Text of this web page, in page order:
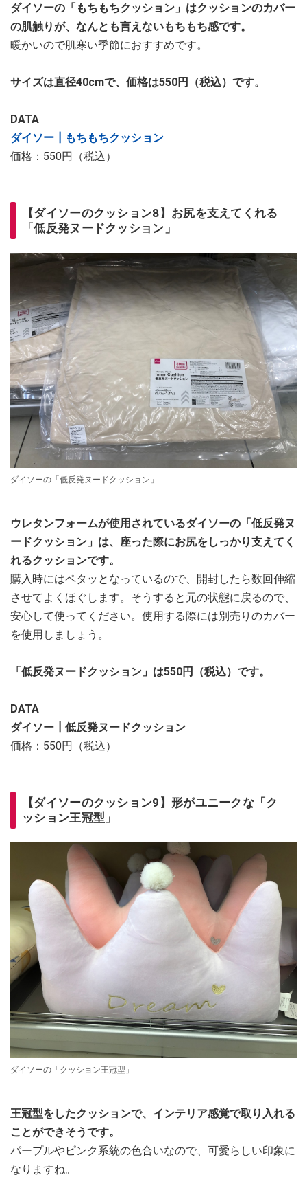
ダイソーの「もちもちクッション」はクッションのカバー
の肌触りが、なんとも言えないもちもち感です。
暖かいので肌寒い季節におすすめです。
サイズは直径40cmで、価格は550円（税込）です。
DATA
ダイソー┃もちもちクッション
価格：550円（税込）
【ダイソーのクッション8】お尻を支えてくれる
「低反発ヌードクッション」
ダイソーの「低反発ヌードクッション」
ウレタンフォームが使用されているダイソーの「低反発ヌ
ードクッション」は、座った際にお尻をしっかり支えてく
れるクッションです。
購入時にはペタッとなっているので、開封したら数回伸縮
させてよくほぐします。そうすると元の状態に戻るので、
安心して使ってください。使用する際には別売りのカバー
を使用しましょう。
「低反発ヌードクッション」は550円（税込）です。
DATA
ダイソー┃低反発ヌードクッション
価格：550円（税込）
【ダイソーのクッション9】形がユニークな「ク
ッション王冠型」
ダイソーの「クッション王冠型」
王冠型をしたクッションで、インテリア感覚で取り入れる
ことができそうです。
パープルやピンク系統の色合いなので、可愛らしい印象に
なりますね。